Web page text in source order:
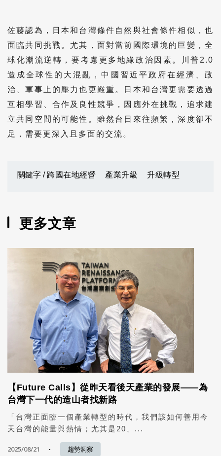
佐藤認為，日本和台灣條件自然與社會條件相似，也
面臨共同挑戰。尤其，面對當前國際環境的巨變，全
球化潮流逆轉，要考慮更多地緣政治因素。川普2.0
造成全球性的大混亂，中國習近平政府在經濟、政
治、軍事上的壓力也更嚴重。日本和台灣更需要透過
互相學習、合作及良性競爭，因應外在挑戰，追求建
立共同空間的可能性。雖然台日來往頻繁，深度卻不
足，需要更深入且多面的交流。
關鍵字 / 跨國在地經營 產業升級 升級轉型
更多文章
【Future Calls】從昨天看後天產業的發展——為
台灣下一代的造山者找新路
「台灣正面臨一個產業轉型的時代，我們該如何善用今
天台灣的能量與熱情；尤其是20、...
2025/08/21 趨勢洞察